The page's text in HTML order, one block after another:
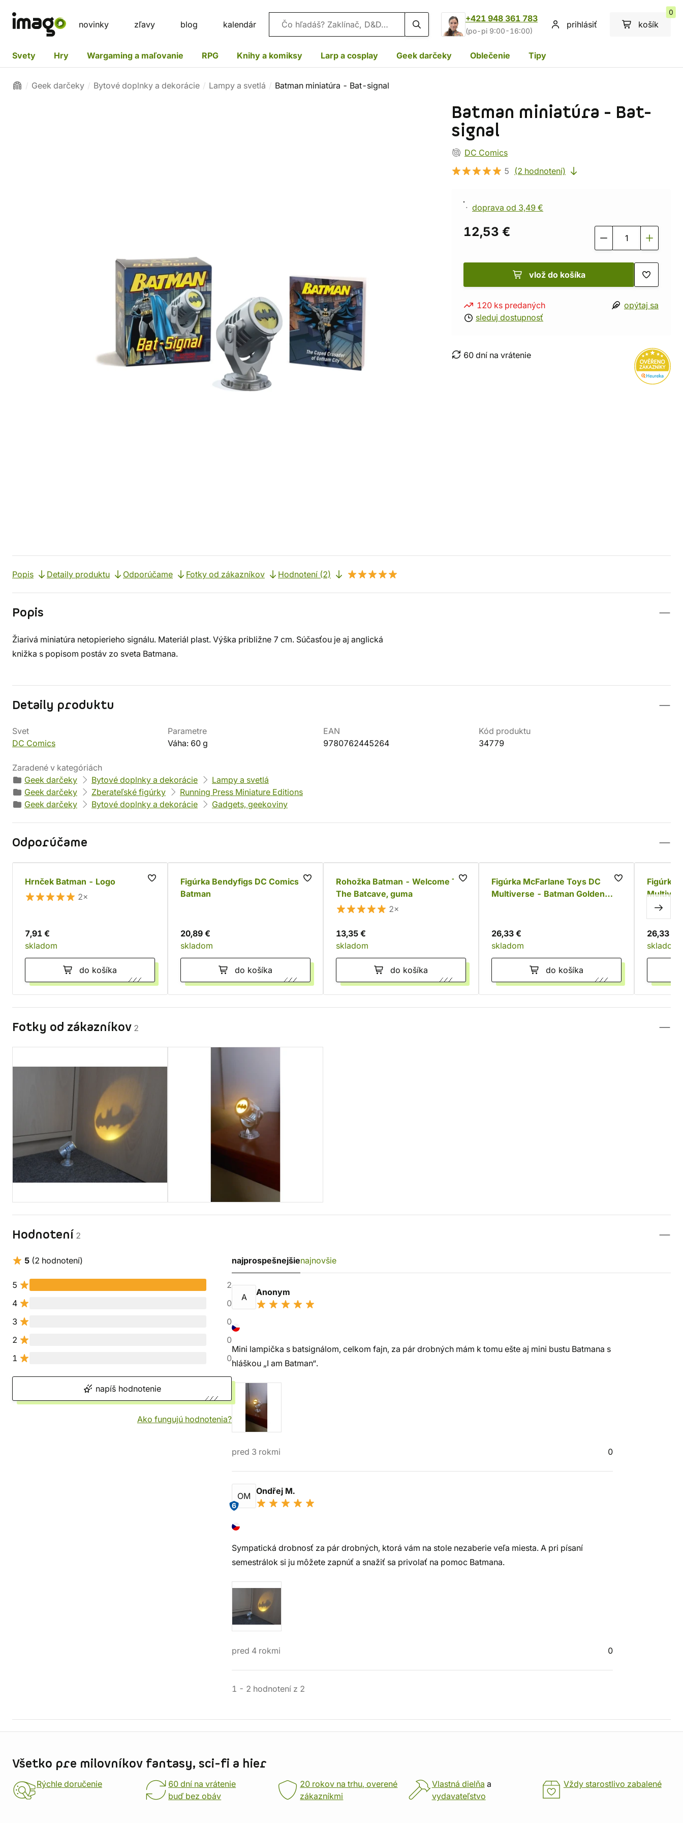
novinky zľavy blog kalendár Vyhľadávanie
+421 948 361 783
(po-pi 9:00-16:00)
prihlásiť košík
0
Svety Hry Wargaming a maľovanie RPG Knihy a komiksy Larp a cosplay Geek darčeky Oblečenie Tipy
Geek darčeky Bytové doplnky a dekorácie Lampy a svetlá Batman miniatúra - Bat-signal
Batman miniatúra - Bat-
signal
DC Comics
5
(2 hodnotení)
doprava od 3,49 €
12,53 €
vlož do košíka
120 ks predaných
sleduj dostupnosť
opýtaj sa
60 dní na vrátenie
Popis Detaily produktu Odporúčame Fotky od zákazníkov Hodnotení (2)
Popis
Žiarivá miniatúra netopierieho signálu. Materiál plast. Výška približne 7 cm. Súčasťou je aj anglická
knižka s popisom postáv zo sveta Batmana.
Detaily produktu
Svet
DC Comics
Parametre
Váha: 60 g
EAN
9780762445264
Kód produktu
34779
Zaradené v kategóriách
Geek darčeky
Bytové doplnky a dekorácie
Lampy a svetlá
Geek darčeky
Zberateľské figúrky
Running Press Miniature Editions
Geek darčeky
Bytové doplnky a dekorácie Gadgets, geekoviny
Odporúčame
Hrnček Batman - Logo
2×
7,91 €
skladom
do košíka
Figúrka Bendyfigs DC Comics -
Batman
20,89 €
skladom
do košíka
Rohožka Batman - Welcome To
The Batcave, guma
2×
13,35 €
skladom
do košíka
Figúrka McFarlane Toys DC
Multiverse - Batman Golden
26,33 €
skladom
do košíka
Figúrka
52)
26,33 €
skladom
Fotky od zákazníkov 2
Hodnotení 2
5 (2 hodnotení)
5
2
4
0
3
0
2
0
1
0
napíš hodnotenie
Ako fungujú hodnotenia?
najprospešnejšienajnovšie
A Anonym
Mini lampička s batsignálom, celkom fajn, za pár drobných mám k tomu ešte aj mini bustu Batmana s
hláškou „I am Batman“.
pred 3 rokmi 0
OM
6
Ondřej M.
Sympatická drobnosť za pár drobných, ktorá vám na stole nezaberie veľa miesta. A pri písaní
semestrálok si ju môžete zapnúť a snažiť sa privolať na pomoc Batmana.
pred 4 rokmi 0
1 - 2 hodnotení z 2
Všetko pre milovníkov fantasy, sci-fi a hier
Rýchle doručenie
60 dní na vrátenie
buď bez obáv
20 rokov na trhu, overené
zákazníkmi
Vlastná dielňa a
vydavateľstvo
Vždy starostlivo zabalené